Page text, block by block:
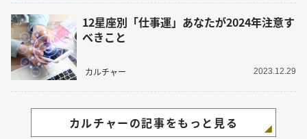
12星座別「仕事運」あなたが2024年注意す
べきこと
カルチャー 2023.12.29
カルチャーの記事をもっと見る